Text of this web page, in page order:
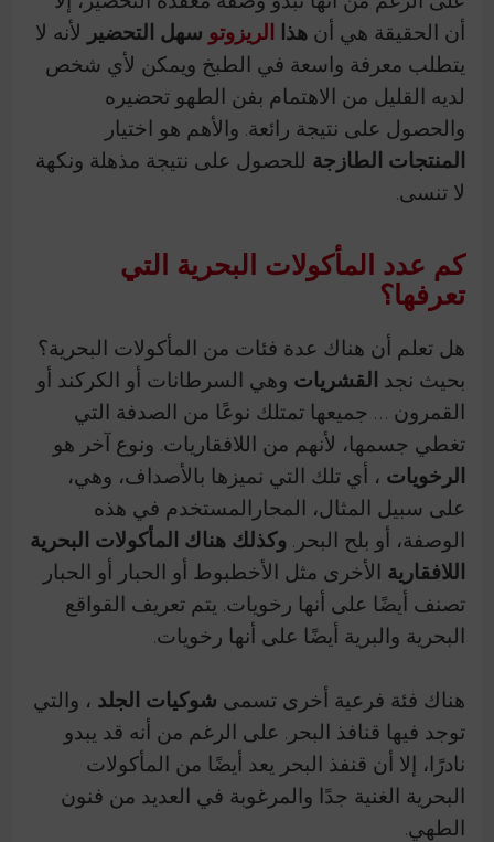
أن الحقيقة هي أنهذا الريزوتو سهل التحضير لأنه لا
يتطلب معرفة واسعة في الطبخ ويمكن لأي شخص
لديه القليل من الاهتمام بفن الطهو تحضيره
والحصول على نتيجة رائعة. والأهم هو اختيار
المنتجات الطازجة للحصول على نتيجة مذهلة ونكهة
لا تنسى.
كم عدد المأكولات البحرية التي
تعرفها؟
هل تعلم أن هناك عدة فئات من المأكولات البحرية؟
بحيث نجد القشريات وهي السرطانات أو الكركند أو
القمرون … جميعها تمتلك نوعًا من الصدفة التي
تغطي جسمها، لأنهم من اللافقاريات. ونوع آخر هو
الرخويات ، أي تلك التي نميزها بالأصداف، وهي،
على سبيل المثال، المحارالمستخدم في هذه
الوصفة، أو بلح البحر.وكذلك هناك المأكولات البحرية
اللافقارية الأخرى مثل الأخطبوط أو الحبار أو الحبار
تصنف أيضًا على أنها رخويات. يتم تعريف القواقع
البحرية والبرية أيضًا على أنها رخويات.
هناك فئة فرعية أخرى تسمى شوكيات الجلد ، والتي
توجد فيها قنافذ البحر. على الرغم من أنه قد يبدو
نادرًا، إلا أن قنفذ البحر يعد أيضًا من المأكولات
البحرية الغنية جدًا والمرغوبة في العديد من فنون
الطهي.